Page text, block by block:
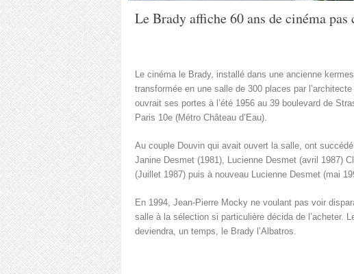
Le Brady affiche 60 ans de cinéma pas
Le cinéma le Brady, installé dans une ancienne
transformée en une salle de 300 places par
ouvrait ses portes à l’été 1956 au 39 boulevard de
Paris 10e (Métro Château d’Eau).
Au couple Douvin qui avait ouvert la salle, ont
Janine Desmet (1981), Lucienne Desmet (avril 1987)
(Juillet 1987) puis à nouveau Lucienne Desmet (mai
En 1994, Jean-Pierre Mocky ne voulant pas voir
salle à la sélection si particulière décida de l’acheter.
deviendra, un temps, le Brady l’Albatros.